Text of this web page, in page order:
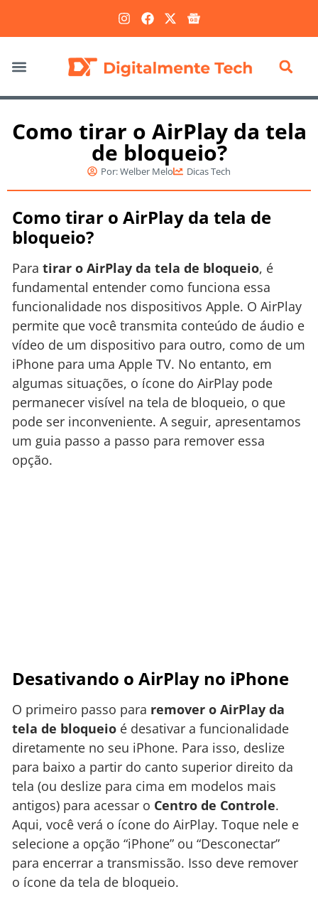
Como tirar o AirPlay da tela
de bloqueio?
Por:Welber Melo Dicas Tech
Como tirar o AirPlay da tela de
bloqueio?
Para tirar o AirPlay da tela de bloqueio, é
fundamental entender como funciona essa
funcionalidade nos dispositivos Apple. O AirPlay
permite que você transmita conteúdo de áudio e
vídeo de um dispositivo para outro, como de um
iPhone para uma Apple TV. No entanto, em
algumas situações, o ícone do AirPlay pode
permanecer visível na tela de bloqueio, o que
pode ser inconveniente. A seguir, apresentamos
um guia passo a passo para remover essa
opção.
Desativando o AirPlay no iPhone
O primeiro passo para remover o AirPlay da
tela de bloqueio é desativar a funcionalidade
diretamente no seu iPhone. Para isso, deslize
para baixo a partir do canto superior direito da
tela (ou deslize para cima em modelos mais
antigos) para acessar o Centro de Controle.
Aqui, você verá o ícone do AirPlay. Toque nele e
selecione a opção “iPhone” ou “Desconectar”
para encerrar a transmissão. Isso deve remover
o ícone da tela de bloqueio.